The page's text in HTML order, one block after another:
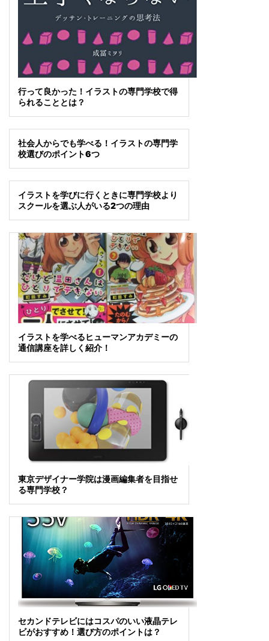
行って良かった！イラストの専門学校で得
られることとは？
社会人からでも学べる！イラストの専門学
校選びのポイント6つ
イラストを学びに行くときに専門学校より
スクールを選ぶ人がいる2つの理由
イラストを学べるヒューマンアカデミーの
通信講座を詳しく紹介！
東京デザイナー学院は漫画編集者を目指せ
る専門学校？
セカンドテレビにはコスパのいい液晶テレ
ビがおすすめ！選び方のポイントは？